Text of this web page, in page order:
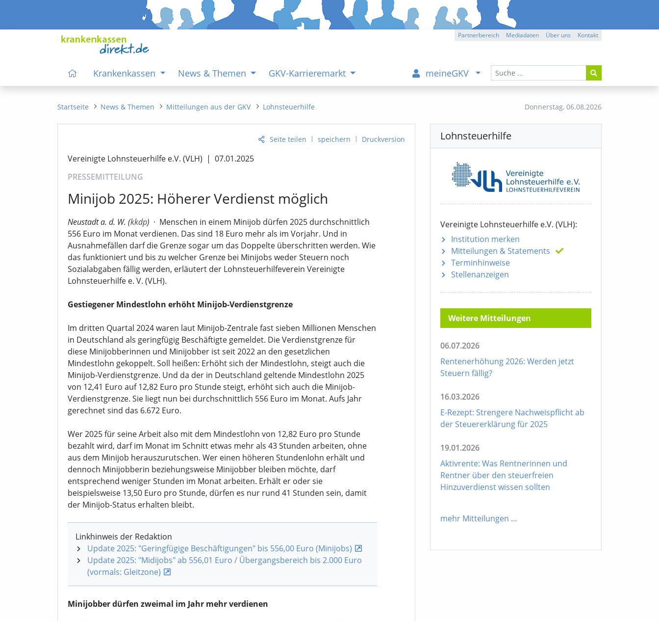
Partnerbereich Mediadaten Über uns Kontakt
Krankenkassen News & Themen GKV-Karrieremarkt meineGKV
Donnerstag, 06.08.2026
Startseite News & Themen Mitteilungen aus der GKV Lohnsteuerhilfe
Seite teilen | speichern | Druckversion
Vereinigte Lohnsteuerhilfe e.V. (VLH) | 07.01.2025
PRESSEMITTEILUNG
Minijob 2025: Höherer Verdienst möglich
Neustadt a. d. W. (kkdp) · Menschen in einem Minijob dürfen 2025 durchschnittlich
556 Euro im Monat verdienen. Das sind 18 Euro mehr als im Vorjahr. Und in
Ausnahmefällen darf die Grenze sogar um das Doppelte überschritten werden. Wie
das funktioniert und bis zu welcher Grenze bei Minijobs weder Steuern noch
Sozialabgaben fällig werden, erläutert der Lohnsteuerhilfeverein Vereinigte
Lohnsteuerhilfe e. V. (VLH).
Gestiegener Mindestlohn erhöht Minijob-Verdienstgrenze
Im dritten Quartal 2024 waren laut Minijob-Zentrale fast sieben Millionen Menschen
in Deutschland als geringfügig Beschäftigte gemeldet. Die Verdienstgrenze für
diese Minijobberinnen und Minijobber ist seit 2022 an den gesetzlichen
Mindestlohn gekoppelt. Soll heißen: Erhöht sich der Mindestlohn, steigt auch die
Minijob-Verdienstgrenze. Und da der in Deutschland geltende Mindestlohn 2025
von 12,41 Euro auf 12,82 Euro pro Stunde steigt, erhöht sich auch die Minijob-
Verdienstgrenze. Sie liegt nun bei durchschnittlich 556 Euro im Monat. Aufs Jahr
gerechnet sind das 6.672 Euro.
Wer 2025 für seine Arbeit also mit dem Mindestlohn von 12,82 Euro pro Stunde
bezahlt wird, darf im Monat im Schnitt etwas mehr als 43 Stunden arbeiten, ohne
aus dem Minijob herauszurutschen. Wer einen höheren Stundenlohn erhält und
dennoch Minijobberin beziehungsweise Minijobber bleiben möchte, darf
entsprechend weniger Stunden im Monat arbeiten. Erhält er oder sie
beispielsweise 13,50 Euro pro Stunde, dürfen es nur rund 41 Stunden sein, damit
der Minijob-Status erhalten bleibt.
Linkhinweis der Redaktion
Update 2025: "Geringfügige Beschäftigungen" bis 556,00 Euro (Minijobs)
Update 2025: "Midijobs" ab 556,01 Euro / Übergangsbereich bis 2.000 Euro
(vormals: Gleitzone)
Minijobber dürfen zweimal im Jahr mehr verdienen
Lohnsteuerhilfe
Vereinigte Lohnsteuerhilfe e.V. (VLH):
Institution merken
Mitteilungen & Statements
Terminhinweise
Stellenanzeigen
Weitere Mitteilungen
06.07.2026
Rentenerhöhung 2026: Werden jetzt
Steuern fällig?
16.03.2026
E-Rezept: Strengere Nachweispflicht ab
der Steuererklärung für 2025
19.01.2026
Aktivrente: Was Rentnerinnen und
Rentner über den steuerfreien
Hinzuverdienst wissen sollten
mehr Mitteilungen ...